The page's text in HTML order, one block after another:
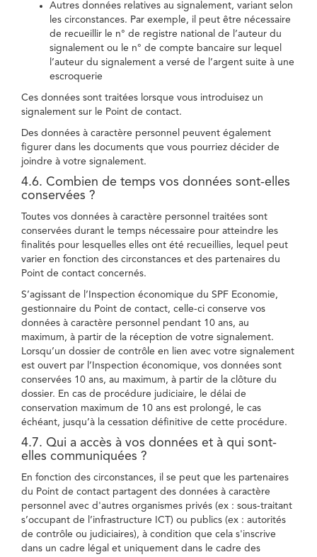
Autres données relatives au signalement, variant selon
les circonstances. Par exemple, il peut être nécessaire
de recueillir le n° de registre national de l’auteur du
signalement ou le n° de compte bancaire sur lequel
l’auteur du signalement a versé de l’argent suite à une
escroquerie
Ces données sont traitées lorsque vous introduisez un
signalement sur le Point de contact.
Des données à caractère personnel peuvent également
figurer dans les documents que vous pourriez décider de
joindre à votre signalement.
4.6. Combien de temps vos données sont-elles
conservées ?
Toutes vos données à caractère personnel traitées sont
conservées durant le temps nécessaire pour atteindre les
finalités pour lesquelles elles ont été recueillies, lequel peut
varier en fonction des circonstances et des partenaires du
Point de contact concernés.
S’agissant de l’Inspection économique du SPF Economie,
gestionnaire du Point de contact, celle-ci conserve vos
données à caractère personnel pendant 10 ans, au
maximum, à partir de la réception de votre signalement.
Lorsqu’un dossier de contrôle en lien avec votre signalement
est ouvert par l’Inspection économique, vos données sont
conservées 10 ans, au maximum, à partir de la clôture du
dossier. En cas de procédure judiciaire, le délai de
conservation maximum de 10 ans est prolongé, le cas
échéant, jusqu’à la cessation définitive de cette procédure.
4.7. Qui a accès à vos données et à qui sont-
elles communiquées ?
En fonction des circonstances, il se peut que les partenaires
du Point de contact partagent des données à caractère
personnel avec d'autres organismes privés (ex : sous-traitant
s’occupant de l’infrastructure ICT) ou publics (ex : autorités
de contrôle ou judiciaires), à condition que cela s'inscrive
dans un cadre légal et uniquement dans le cadre des